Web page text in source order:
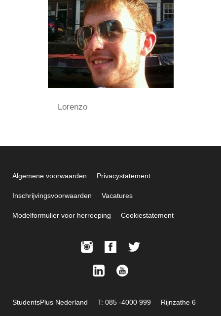
Lorenzo
Algemene voorwaarden Privacystatement
Inschrijvingsvoorwaarden Vacatures
Modelformulier voor herroeping Cookiestatement
StudentsPlus Nederland T: 085 -4000 999 Rijnzathe 6